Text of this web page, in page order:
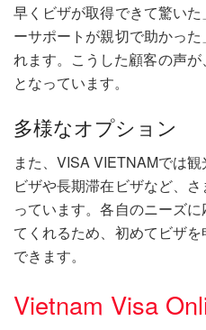
早くビザが取得できて驚い
ーサポートが親切で助かっ
れます。こうした顧客の声
となっています。
多様なオプション
また、VISA VIETNAMでは
ビザや長期滞在ビザなど、
っています。各自のニーズ
てくれるため、初めてビザ
できます。
Vietnam Visa